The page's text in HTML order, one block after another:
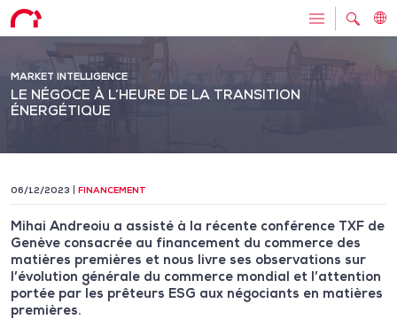
MARKET INTELLIGENCE
LE NÉGOCE À L’HEURE DE LA TRANSITION
ÉNERGÉTIQUE
06/12/2023 FINANCEMENT
Mihai Andreoiu a assisté à la récente conférence TXF de
Genève consacrée au financement du commerce des
matières premières et nous livre ses observations sur
l’évolution générale du commerce mondial et l’attention
portée par les prêteurs ESG aux négociants en matières
premières.